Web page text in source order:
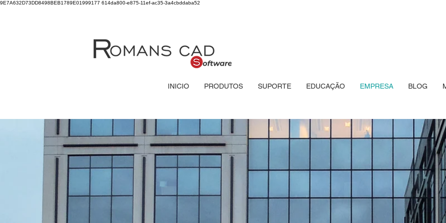
9E7A632D73DD8498BEB1789E01999177 614da800-e875-11ef-ac35-3a4cbddaba52
INICIO PRODUTOS SUPORTE EDUCAÇÃO EMPRESA BLOG